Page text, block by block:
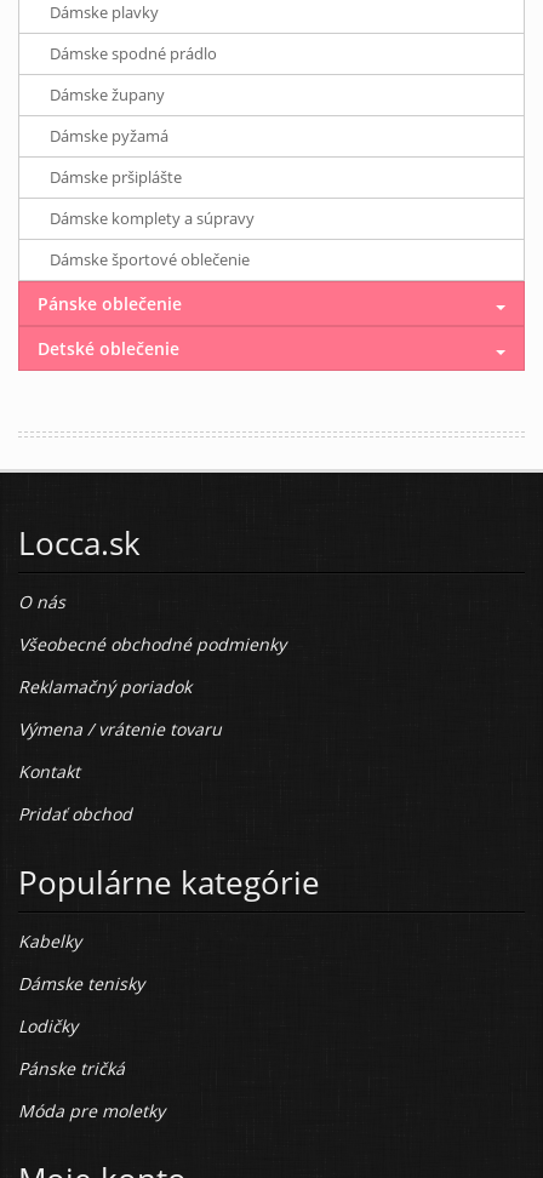
Dámske plavky
Dámske spodné prádlo
Dámske župany
Dámske pyžamá
Dámske pršiplášte
Dámske komplety a súpravy
Dámske športové oblečenie
Pánske oblečenie
Detské oblečenie
Locca.sk
O nás
Všeobecné obchodné podmienky
Reklamačný poriadok
Výmena / vrátenie tovaru
Kontakt
Pridať obchod
Populárne kategórie
Kabelky
Dámske tenisky
Lodičky
Pánske tričká
Móda pre moletky